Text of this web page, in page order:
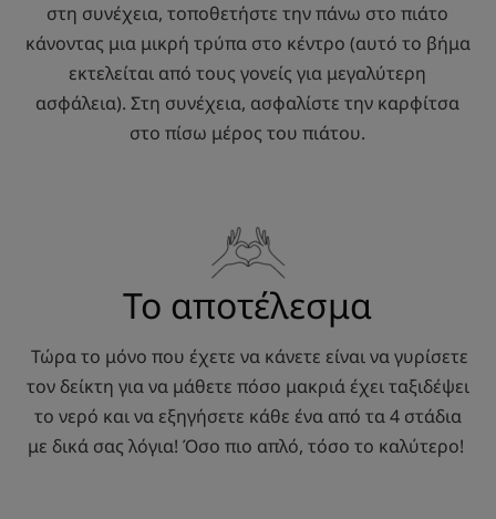
στη συνέχεια, τοποθετήστε την πάνω στο πιάτο
κάνοντας μια μικρή τρύπα στο κέντρο (αυτό το βήμα
εκτελείται από τους γονείς για μεγαλύτερη
ασφάλεια). Στη συνέχεια, ασφαλίστε την καρφίτσα
στο πίσω μέρος του πιάτου.
Το αποτέλεσμα
Τώρα το μόνο που έχετε να κάνετε είναι να γυρίσετε
τον δείκτη για να μάθετε πόσο μακριά έχει ταξιδέψει
το νερό και να εξηγήσετε κάθε ένα από τα 4 στάδια
με δικά σας λόγια! Όσο πιο απλό, τόσο το καλύτερο!